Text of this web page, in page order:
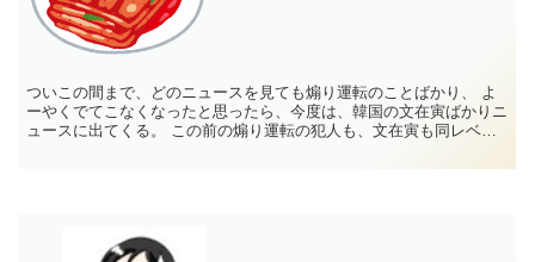
ついこの間まで、どのニュースを見ても煽り運転のことばかり、 よ
ーやくでてこなくなったと思ったら、今度は、韓国の文在寅ばかりニ
ュースに出てくる。 この前の煽り運転の犯人も、文在寅も同レベル